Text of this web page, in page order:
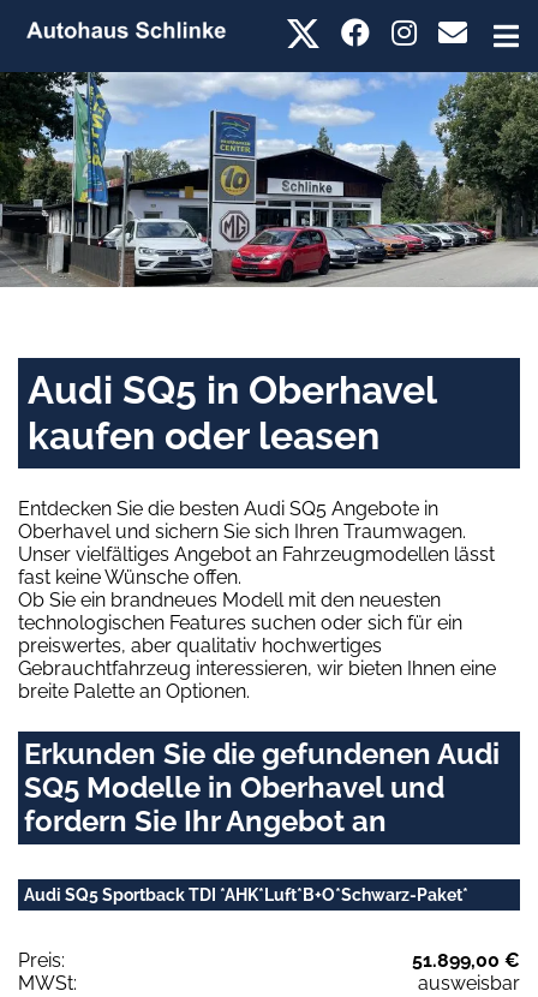
Audi SQ5 in Oberhavel
kaufen oder leasen
Entdecken Sie die besten Audi SQ5 Angebote in
Oberhavel und sichern Sie sich Ihren Traumwagen.
Unser vielfältiges Angebot an Fahrzeugmodellen lässt
fast keine Wünsche offen.
Ob Sie ein brandneues Modell mit den neuesten
technologischen Features suchen oder sich für ein
preiswertes, aber qualitativ hochwertiges
Gebrauchtfahrzeug interessieren, wir bieten Ihnen eine
breite Palette an Optionen.
Erkunden Sie die gefundenen Audi
SQ5 Modelle in Oberhavel und
fordern Sie Ihr Angebot an
Audi SQ5 Sportback TDI *AHK*Luft*B+O*Schwarz-Paket*
Preis:
51.899,00 €
MWSt:
ausweisbar